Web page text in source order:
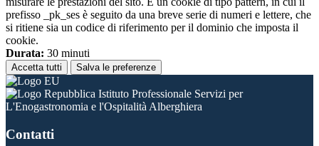
prefisso _pk_ses è seguito da una breve serie di numeri e lettere, che
si ritiene sia un codice di riferimento per il dominio che imposta il
cookie.
Durata: 30 minuti
Accetta tutti Salva le preferenze
Istituto Professionale Servizi per
L'Enogastronomia e l'Ospitalità Alberghiera
Contatti